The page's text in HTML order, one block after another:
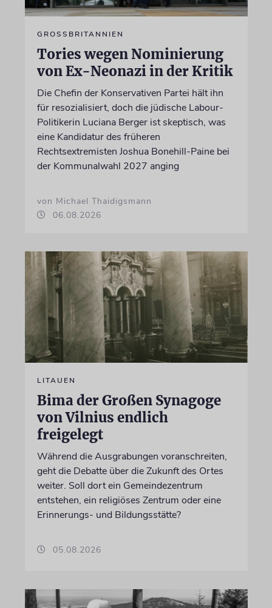
GROSSBRITANNIEN
Tories wegen Nominierung
von Ex-Neonazi in der Kritik
Die Chefin der Konservativen Partei hält ihn
für resozialisiert, doch die jüdische Labour-
Politikerin Luciana Berger ist skeptisch, was
eine Kandidatur des früheren
Rechtsextremisten Joshua Bonehill-Paine bei
der Kommunalwahl 2027 anging
von Michael Thaidigsmann
06.08.2026
LITAUEN
Bima der Großen Synagoge
von Vilnius endlich
freigelegt
Während die Ausgrabungen voranschreiten,
geht die Debatte über die Zukunft des Ortes
weiter. Soll dort ein Gemeindezentrum
entstehen, ein religiöses Zentrum oder eine
Erinnerungs- und Bildungsstätte?
05.08.2026